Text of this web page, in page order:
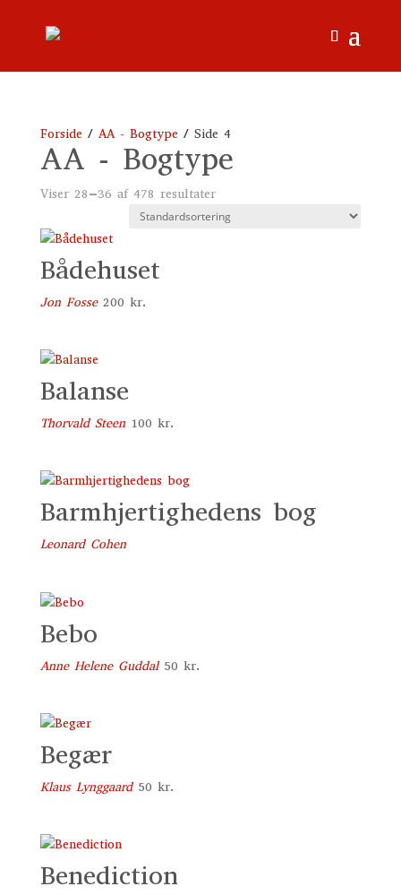
Forside/ AA - Bogtype/ Side 4
AA - Bogtype
Viser 28–36 af 478 resultater
Bådehuset
Jon Fosse 200 kr.
Balanse
Thorvald Steen 100 kr.
Barmhjertighedens bog
Leonard Cohen
Bebo
Anne Helene Guddal 50 kr.
Begær
Klaus Lynggaard 50 kr.
Benediction